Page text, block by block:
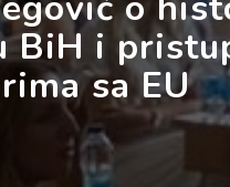
BiH i
sa EU